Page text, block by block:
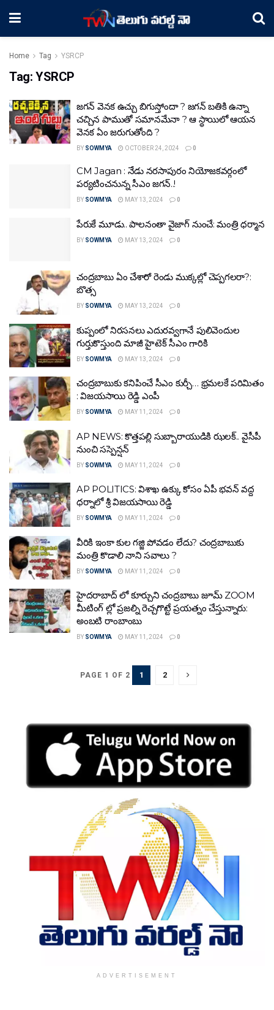
Home Tag YSRCP
Tag: YSRCP
జ‌గ‌న్ వెన‌క ఉచ్చు బిగుస్తోందా ? జ‌గ‌న్ బ‌తికి ఉన్నా
చ‌చ్చిన పాముతో స‌మాన‌మేనా ? ఆ స్థాయిలో ఆయ‌న
వెన‌క‌ ఏం జ‌రుగుతోంది ?
BY SOWMYA OCTOBER 24, 2024 0
CM Jagan : నేడు నరసాపురం నియోజకవర్గంలో
పర్యటించనున్న సీఎం జగన్..!
BY SOWMYA MAY 13, 2024 0
పేరుకే మూడు.. పాలనంతా వైజాగ్ నుంచే: మంత్రి ధర్మాన
BY SOWMYA MAY 13, 2024 0
చంద్రబాబు ఏం చేశారో రెండు ముక్కల్లో చెప్పగలరా?:
బొత్స
BY SOWMYA MAY 13, 2024 0
కుప్పంలో నిరసనలు ఎదురవ్వగానే పులివెందుల
గుర్తుకొస్తుంది మాజీ హైటెక్‌ సీఎం గారికి
BY SOWMYA MAY 13, 2024 0
చంద్రబాబుకు కనిపించే సీఎం కుర్చీ… భ్రమలకే పరిమితం
: విజయసాయి రెడ్డి ఎంపీ
BY SOWMYA MAY 11, 2024 0
AP NEWS: కొత్తపల్లి సుబ్బారాయుడికి ఝలక్‌.. వైసీపీ
నుంచి సస్పెన్షన్‌
BY SOWMYA MAY 11, 2024 0
AP POLITICS: విశాఖ ఉక్కు కోసం ఏపీ భవన్ వద్ద
ధర్నాలో శ్రీ విజయసాయి రెడ్డి
BY SOWMYA MAY 11, 2024 0
వీరికి ఇంకా కుల గజ్జి పోవడం లేదు? చంద్రబాబుకు
మంత్రి కొడాలి నాని సవాలు ?
BY SOWMYA MAY 11, 2024 0
హైదరాబాద్ లో కూర్చుని చంద్రబాబు జూమ్ ZOOM
మీటింగ్ ల్లో ప్రజల్ని రెచ్చగొట్టే ప్రయత్నం చేస్తున్నారు:
అంబటి రాంబాంబు
BY SOWMYA MAY 11, 2024 0
PAGE 1 OF 2 1 2
ADVERTISEMENT